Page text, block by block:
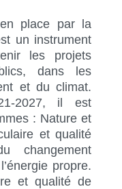
place par la
un instrument
les projets
dans les
et du climat.
2027, il est
: Nature et
et qualité
changement
propre.
et qualité de